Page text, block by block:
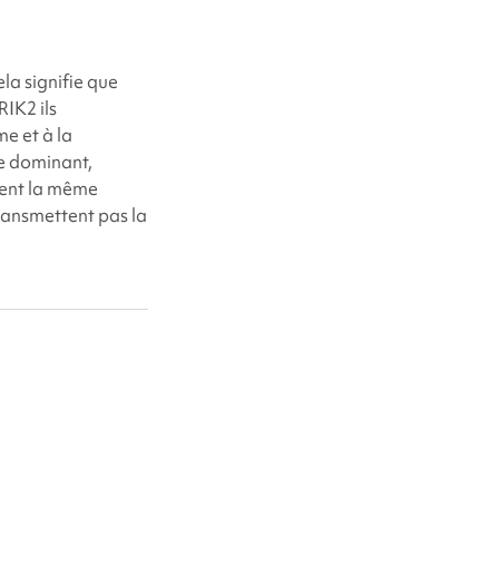
signifie que
ils
et à la
dominant,
la même
pas la